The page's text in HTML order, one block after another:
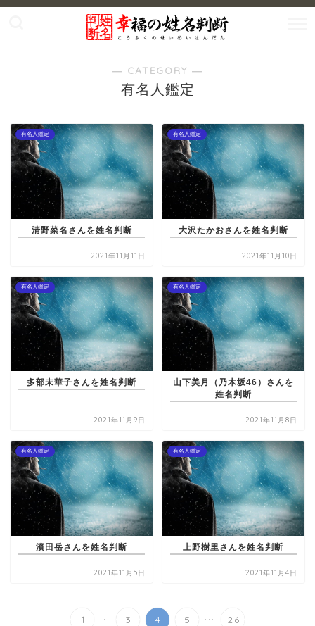
― CATEGORY ―
有名人鑑定
有名人鑑定
清野菜名さんを姓名判断
2021年11月11日
有名人鑑定
大沢たかおさんを姓名判断
2021年11月10日
有名人鑑定
多部未華子さんを姓名判断
2021年11月9日
有名人鑑定
山下美月（乃木坂46）さんを
姓名判断
2021年11月8日
有名人鑑定
濱田岳さんを姓名判断
2021年11月5日
有名人鑑定
上野樹里さんを姓名判断
2021年11月4日
1 ... 3 4 5 ... 26